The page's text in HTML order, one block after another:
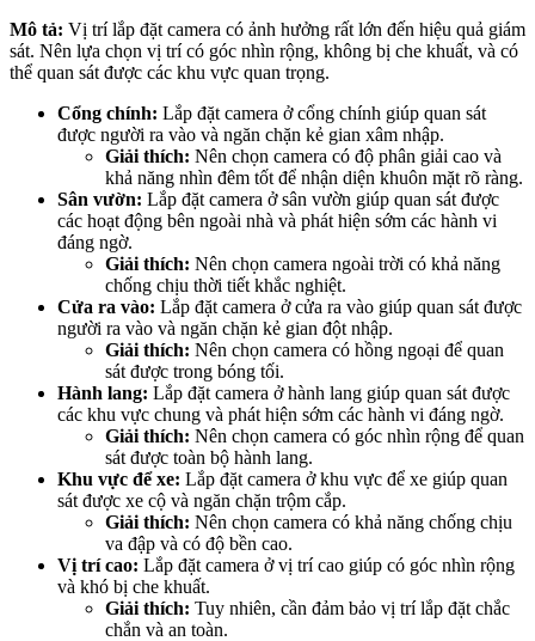
Mô tả: Vị trí lắp đặt camera có ảnh hưởng rất lớn đến hiệu quả giám
sát. Nên lựa chọn vị trí có góc nhìn rộng, không bị che khuất, và có
thể quan sát được các khu vực quan trọng.
Cổng chính: Lắp đặt camera ở cổng chính giúp quan sát
được người ra vào và ngăn chặn kẻ gian xâm nhập.
Giải thích: Nên chọn camera có độ phân giải cao và
khả năng nhìn đêm tốt để nhận diện khuôn mặt rõ ràng.
Sân vườn: Lắp đặt camera ở sân vườn giúp quan sát được
các hoạt động bên ngoài nhà và phát hiện sớm các hành vi
đáng ngờ.
Giải thích: Nên chọn camera ngoài trời có khả năng
chống chịu thời tiết khắc nghiệt.
Cửa ra vào: Lắp đặt camera ở cửa ra vào giúp quan sát được
người ra vào và ngăn chặn kẻ gian đột nhập.
Giải thích: Nên chọn camera có hồng ngoại để quan
sát được trong bóng tối.
Hành lang: Lắp đặt camera ở hành lang giúp quan sát được
các khu vực chung và phát hiện sớm các hành vi đáng ngờ.
Giải thích: Nên chọn camera có góc nhìn rộng để quan
sát được toàn bộ hành lang.
Khu vực để xe: Lắp đặt camera ở khu vực để xe giúp quan
sát được xe cộ và ngăn chặn trộm cắp.
Giải thích: Nên chọn camera có khả năng chống chịu
va đập và có độ bền cao.
Vị trí cao: Lắp đặt camera ở vị trí cao giúp có góc nhìn rộng
và khó bị che khuất.
Giải thích: Tuy nhiên, cần đảm bảo vị trí lắp đặt chắc
chắn và an toàn.